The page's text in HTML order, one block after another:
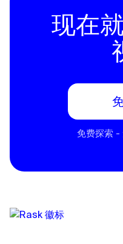
现在
免费探索 -